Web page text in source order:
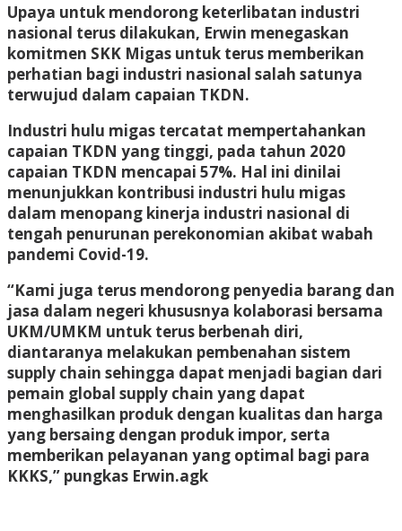
Upaya untuk mendorong keterlibatan industri
nasional terus dilakukan, Erwin menegaskan
komitmen SKK Migas untuk terus memberikan
perhatian bagi industri nasional salah satunya
terwujud dalam capaian TKDN.
Industri hulu migas tercatat mempertahankan
capaian TKDN yang tinggi, pada tahun 2020
capaian TKDN mencapai 57%. Hal ini dinilai
menunjukkan kontribusi industri hulu migas
dalam menopang kinerja industri nasional di
tengah penurunan perekonomian akibat wabah
pandemi Covid-19.
“Kami juga terus mendorong penyedia barang dan
jasa dalam negeri khususnya kolaborasi bersama
UKM/UMKM untuk terus berbenah diri,
diantaranya melakukan pembenahan sistem
supply chain sehingga dapat menjadi bagian dari
pemain global supply chain yang dapat
menghasilkan produk dengan kualitas dan harga
yang bersaing dengan produk impor, serta
memberikan pelayanan yang optimal bagi para
KKKS,” pungkas Erwin.agk